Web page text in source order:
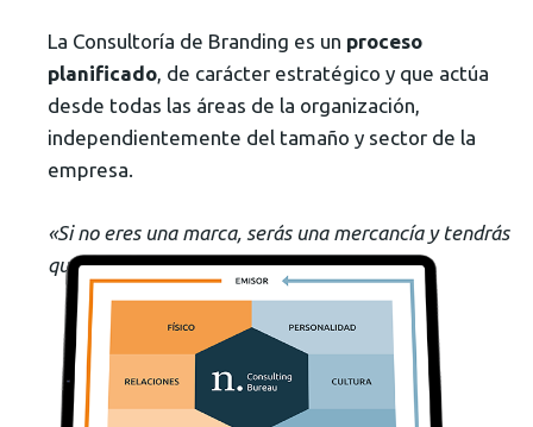
La Consultoría de Branding es un proceso
planificado, de carácter estratégico y que actúa
desde todas las áreas de la organización,
independientemente del tamaño y sector de la
empresa.
«Si no eres una marca, serás una mercancía y tendrás
que competir en costes»Philip Kotler.